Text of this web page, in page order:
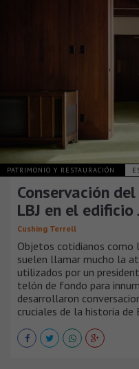
PATRIMONIO Y RESTAURACIÓN
Conservación
LBJ en el edificio
Cushing Terrell
Objetos cotidianos como
suelen llamar mucho la
utilizados por un
telón de fondo para
desarrollaron
cruciales de la historia de